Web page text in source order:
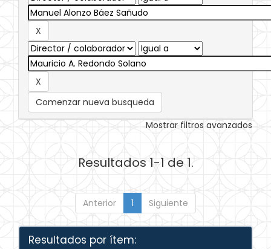
Comenzar nueva busqueda
Mostrar filtros avanzados
Resultados 1-1 de 1.
Anterior 1 Siguiente
Resultados por ítem: